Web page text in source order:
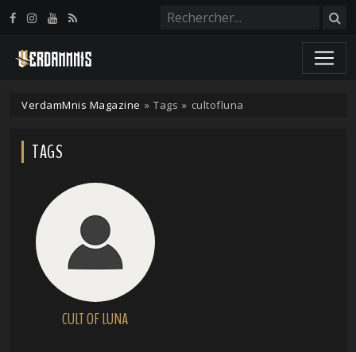
VerdamMnis Magazine » Tags » cultofluna
TAGS
CULT OF LUNA
Panneau de gestion des cookies